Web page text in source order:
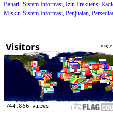
Bahari. Sistem Informasi, Izin Frekuensi
Miskin Sistem Informasi, Penjualan,